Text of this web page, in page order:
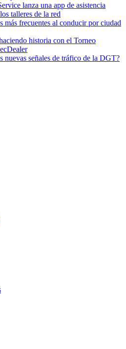
lanza una app de asistencia
talleres de la red
más frecuentes al conducir por ciudad
historia con el Torneo
nuevas señales de tráfico de la DGT?